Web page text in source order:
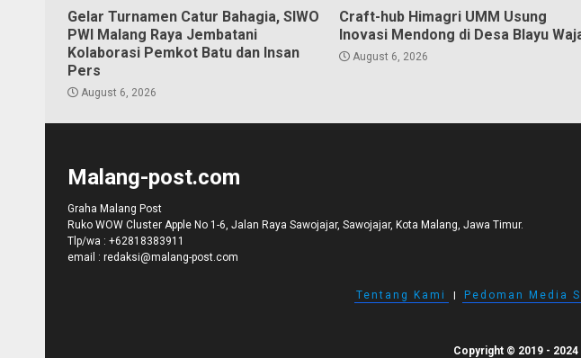
Gelar Turnamen Catur Bahagia, SIWO
PWI Malang Raya Jembatani
Kolaborasi Pemkot Batu dan Insan
Pers
August 6, 2026
Craft-hub Himagri UMM Usung
Inovasi Mendong di Desa Blayu
August 6, 2026
Malang-post.com
Graha Malang Post
Ruko WOW Cluster Apple No 1-6, Jalan Raya Sawojajar, Sawojajar, Kota Malang, Jawa Timur.
Tlp/wa : +62818383911
email : redaksi@malang-post.com
Tentang Kami I Pedoman Media
Copyright © 2019 -